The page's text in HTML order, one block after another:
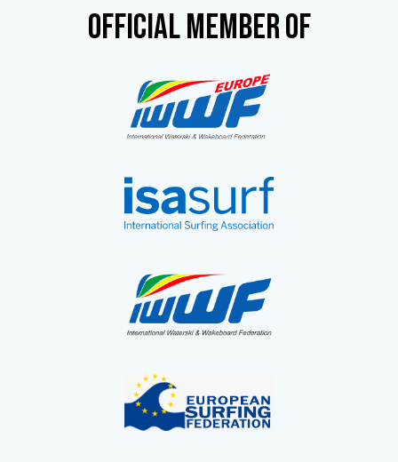
OFFICIAL MEMBER OF